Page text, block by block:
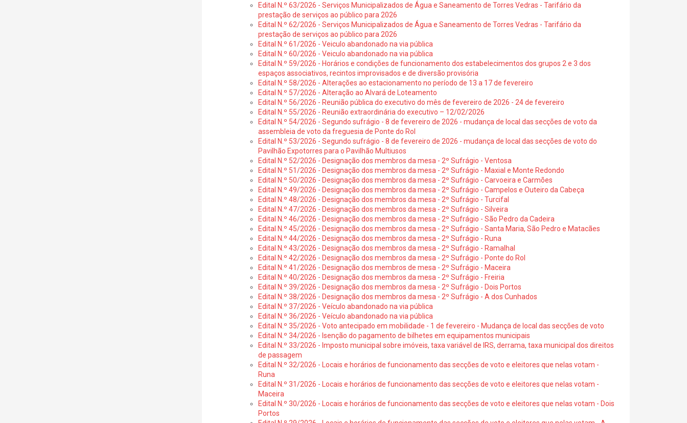
Edital N.º 63/2026 - Serviços Municipalizados de Água e Saneamento de Torres Vedras - Tarifário da
prestação de serviços ao público para 2026
Edital N.º 62/2026 - Serviços Municipalizados de Água e Saneamento de Torres Vedras - Tarifário da
prestação de serviços ao público para 2026
Edital N.º 61/2026 - Veiculo abandonado na via pública
Edital N.º 60/2026 - Veiculo abandonado na via pública
Edital N.º 59/2026 - Horários e condições de funcionamento dos estabelecimentos dos grupos 2 e 3 dos
espaços associativos, recintos improvisados e de diversão provisória
Edital N.º 58/2026 - Alterações ao estacionamento no período de 13 a 17 de fevereiro
Edital N.º 57/2026 - Alteração ao Alvará de Loteamento
Edital N.º 56/2026 - Reunião pública do executivo do mês de fevereiro de 2026 - 24 de fevereiro
Edital N.º 55/2026 - Reunião extraordinária do executivo – 12/02/2026
Edital N.º 54/2026 - Segundo sufrágio - 8 de fevereiro de 2026 - mudança de local das secções de voto da
assembleia de voto da freguesia de Ponte do Rol
Edital N.º 53/2026 - Segundo sufrágio - 8 de fevereiro de 2026 - mudança de local das secções de voto do
Pavilhão Expotorres para o Pavilhão Multiusos
Edital N.º 52/2026 - Designação dos membros da mesa - 2º Sufrágio - Ventosa
Edital N.º 51/2026 - Designação dos membros da mesa - 2º Sufrágio - Maxial e Monte Redondo
Edital N.º 50/2026 - Designação dos membros da mesa - 2º Sufrágio - Carvoeira e Carmões
Edital N.º 49/2026 - Designação dos membros da mesa - 2º Sufrágio - Campelos e Outeiro da Cabeça
Edital N.º 48/2026 - Designação dos membros da mesa - 2º Sufrágio - Turcifal
Edital N.º 47/2026 - Designação dos membros da mesa - 2º Sufrágio - Silveira
Edital N.º 46/2026 - Designação dos membros da mesa - 2º Sufrágio - São Pedro da Cadeira
Edital N.º 45/2026 - Designação dos membros da mesa - 2º Sufrágio - Santa Maria, São Pedro e Matacães
Edital N.º 44/2026 - Designação dos membros da mesa - 2º Sufrágio - Runa
Edital N.º 43/2026 - Designação dos membros da mesa - 2º Sufrágio - Ramalhal
Edital N.º 42/2026 - Designação dos membros da mesa - 2º Sufrágio - Ponte do Rol
Edital N.º 41/2026 - Designação dos membros de mesa - 2º Sufrágio - Maceira
Edital N.º 40/2026 - Designação dos membros da mesa - 2º Sufrágio - Freiria
Edital N.º 39/2026 - Designação dos membros da mesa - 2º Sufrágio - Dois Portos
Edital N.º 38/2026 - Designação dos membros da mesa - 2º Sufrágio - A dos Cunhados
Edital N.º 37/2026 - Veículo abandonado na via pública
Edital N.º 36/2026 - Veículo abandonado na via pública
Edital N.º 35/2026 - Voto antecipado em mobilidade - 1 de fevereiro - Mudança de local das secções de voto
Edital N.º 34/2026 - Isenção do pagamento de bilhetes em equipamentos municipais
Edital N.º 33/2026 - Imposto municipal sobre imóveis, taxa variável de IRS, derrama, taxa municipal dos direitos
de passagem
Edital N.º 32/2026 - Locais e horários de funcionamento das secções de voto e eleitores que nelas votam -
Runa
Edital N.º 31/2026 - Locais e horários de funcionamento das secções de voto e eleitores que nelas votam -
Maceira
Edital N.º 30/2026 - Locais e horários de funcionamento das secções de voto e eleitores que nelas votam - Dois
Portos